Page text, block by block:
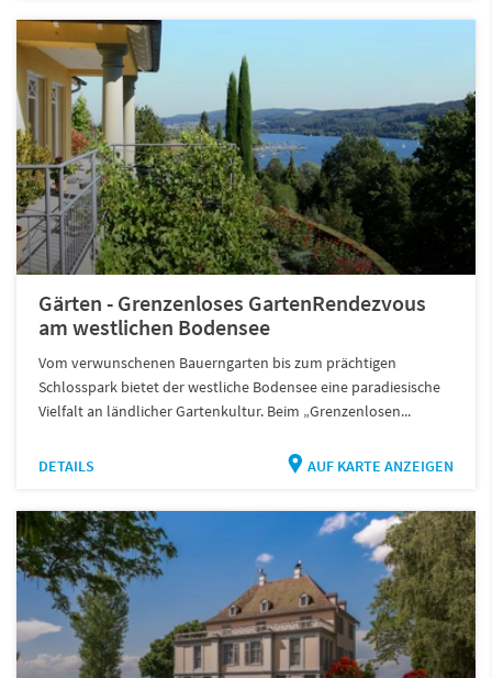
Gärten - Grenzenloses GartenRendezvous
am westlichen Bodensee
Vom verwunschenen Bauerngarten bis zum prächtigen
Schlosspark bietet der westliche Bodensee eine paradiesische
Vielfalt an ländlicher Gartenkultur. Beim „Grenzenlosen...
DETAILS AUF KARTE ANZEIGEN